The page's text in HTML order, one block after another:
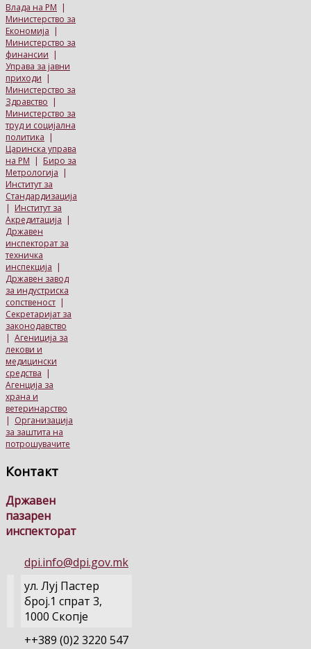
Влада на РМ |
Министерство за
Економија |
Министерство за
финансии |
Управа за јавни
приходи |
Министерство за
Здравство |
Министерство за
труд и социјална
политика |
Царинска управа
на РМ | Биро за
Метрологија |
Институт за
Стандардизација
| Институт за
Акредитација |
Државен
инспекторат за
техничка
инспекција |
Државен завод
за индустриска
сопственост |
Секретаријат за
законодавство
| Агениција за
лекови и
медицински
средства |
Агенција за
храна и
ветеринарство
| Организација
за заштита на
потрошувачите
Контакт
Државен
пазарен
инспекторат
dpi.info@dpi.gov.mk
ул. Луј Пастер
број.1 спрат 3,
1000 Скопје
++389 (0)2 3220 547